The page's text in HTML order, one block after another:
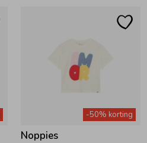
-50% korting
Noppies